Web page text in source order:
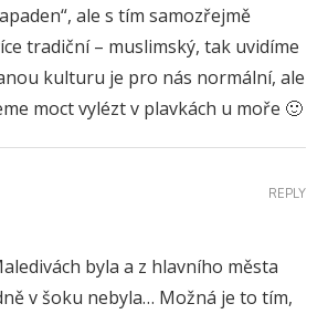
ale s tím samozřejmě
tradiční – muslimský, tak uvidíme
kulturu je pro nás normální, ale
moct vylézt v plavkách u moře 🙂
byla a z hlavního města
v šoku nebyla… Možná je to tím,
REPLY